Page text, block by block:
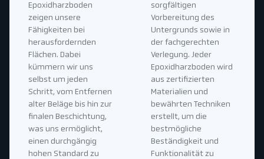
sorgfältigen
Vorbereitung des
Untergrunds sowie in
der fachgerechten
Verlegung. Jeder
Epoxidharzboden wird
aus zertifizierten
Materialien und
bewährten Techniken
erstellt, um die
bestmögliche
Beständigkeit und
Funktionalität zu
Epoxidharzboden
zeigen unsere
Fähigkeiten bei
herausfordernden
Flächen. Dabei
kümmern wir uns
selbst um jeden
Schritt, vom Entfernen
alter Beläge bis hin zur
finalen Beschichtung,
was uns ermöglicht,
einen durchgängig
hohen Standard zu